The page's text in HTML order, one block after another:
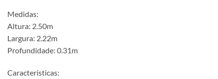
Medidas:
Altura: 2.50m
Largura: 2.22m
Profundidade: 0.31m
Características: